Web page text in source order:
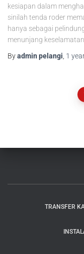
kesiapan dalam
sinilah tenda roder
hanya sebagai
menunjang
Byadmin pelangi, 1
TRANSFER